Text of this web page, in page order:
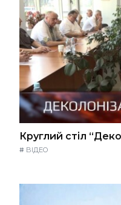
Круглий стіл
# ВІДЕО